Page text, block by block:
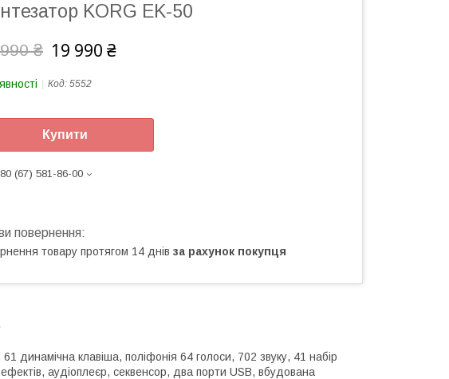
KORG EK-50
₴ 19 990 ₴
Код: 5552
Купити
(67) 581-86-00
товару протягом 14 днів за рахунок покупця
динамічна клавіша, поліфонія 64 голоси, 702 звуку, 41 набір
аудіоплеєр, секвенсор, два порти USB, вбудована